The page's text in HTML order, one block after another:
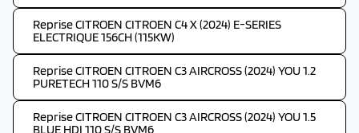
Reprise CITROEN CITROEN C4 X (2024) E-SERIES
ELECTRIQUE 156CH (115KW)
Reprise CITROEN CITROEN C3 AIRCROSS (2024) YOU 1.2
PURETECH 110 S/S BVM6
Reprise CITROEN CITROEN C3 AIRCROSS (2024) YOU 1.5
BLUE HDI 110 S/S BVM6